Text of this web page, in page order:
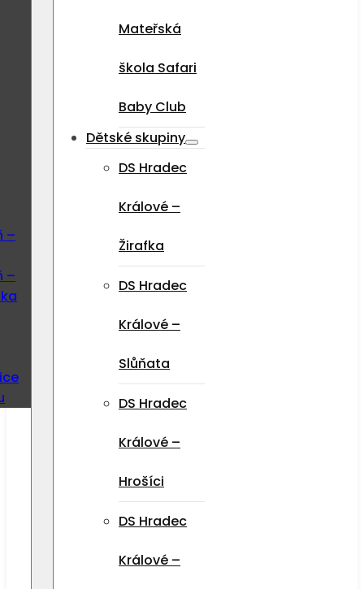
–
–
Mateřská
škola Safari
Baby Club
Dětské skupiny
DS Hradec
Králové –
Žirafka
DS Hradec
Králové –
Slůňata
DS Hradec
Králové –
Hrošíci
DS Hradec
Králové –